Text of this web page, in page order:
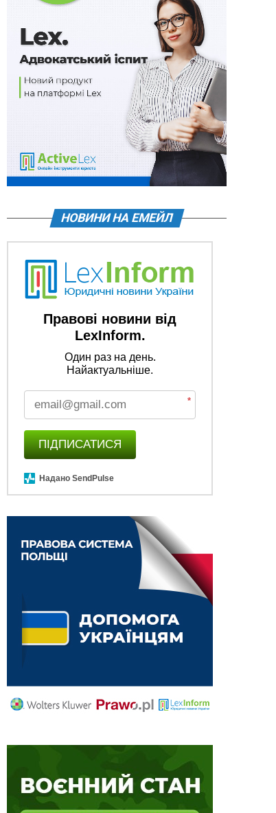
НОВИНИ НА ЕМЕЙЛ
Правові новини від
LexInform.
Один раз на день.
Найактуальніше.
*
ПІДПИСАТИСЯ
Надано SendPulse